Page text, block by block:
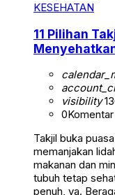
KESEHATAN
11 Pilihan
visibility
0Komentar
Takjil buka
memanjakan
makanan dan
tubuh tetap
penuh, ya.